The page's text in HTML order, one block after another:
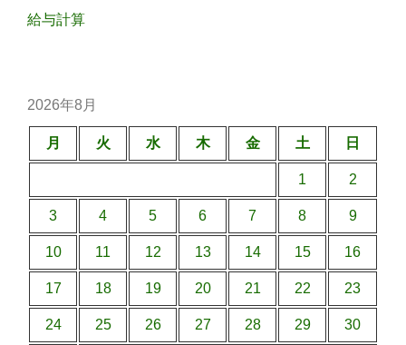
給与計算
2026年8月
月 火 水 木 金 土 日
1 2
3 4 5 6 7 8 9
10 11 12 13 14 15 16
17 18 19 20 21 22 23
24 25 26 27 28 29 30